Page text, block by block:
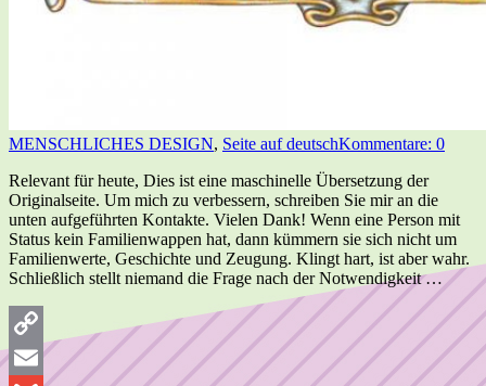
MENSCHLICHES DESIGN, Seite auf deutschKommentare: 0
Relevant für heute, Dies ist eine maschinelle Übersetzung der
Originalseite. Um mich zu verbessern, schreiben Sie mir an die
unten aufgeführten Kontakte. Vielen Dank! Wenn eine Person mit
Status kein Familienwappen hat, dann kümmern sie sich nicht um
Familienwerte, Geschichte und Zeugung. Klingt hart, ist aber wahr.
Schließlich stellt niemand die Frage nach der Notwendigkeit …
Copy